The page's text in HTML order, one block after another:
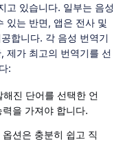
고 있습니다. 일부는 음성
있는 반면, 앱은 전사 및
합니다. 각 음성 번역기
제가 최고의 번역기를 선
:
진 단어를 선택한 언
을 가져야 합니다.
션은 충분히 쉽고 직